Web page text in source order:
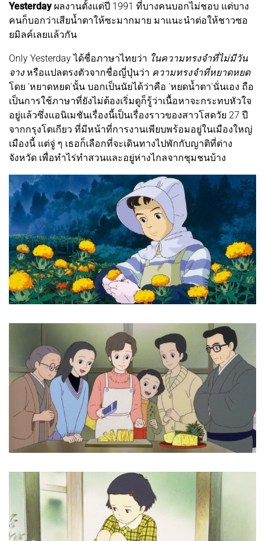
Yesterdayผลงานตั้งแต่ปี 1991 ที่บางคนบอกไม่ชอบ แต่บาง
คนก็บอกว่าเสียน้ำตาให้ซะมากมาย มาแนะนำต่อให้ชาวซอ
ยมิลค์เลยแล้วกัน
Only Yesterday ได้ชื่อภาษาไทยว่า ในความทรงจำที่ไม่มีวัน
จางหรือแปลตรงตัวจากชื่อญี่ปุ่นว่า ความทรงจำที่หยาดหยด
โดย 'หยาดหยด'นั้น บอกเป็นนัยได้ว่าคือ 'หยดน้ำตา'นั่นเอง ถือ
เป็นการใช้ภาษาที่ยังไม่ต้องเริ่มดูก็รู้ว่าเนื้อหาจะกระทบหัวใจ
อยู่แล้วซึ่งแอนิเมชันเรื่องนี้เป็นเรื่องราวของสาวโสดวัย 27 ปี
จากกรุงโตเกียว ที่มีหน้าที่การงานเพียบพร้อมอยู่ในเมืองใหญ่
เมืองนี้ แต่จู่ ๆ เธอก็เลือกที่จะเดินทางไปพักกับญาติที่ต่าง
จังหวัด เพื่อทำไร่ทำสวนและอยู่ห่างไกลจากชุมชนบ้าง